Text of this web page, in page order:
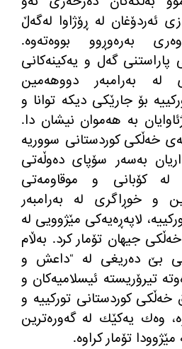
ئهردۆغان له ڕۆژاوا لهگهڵ
ری بهرهوڕوو بووهتهوه‌.
پاراستنی گهل و یهكینهكانی
له بهرامبهر دووههمین
بۆ جارێكی دیكه توانا و
به ههموان نیشان دا.
ی خهڵكی كوردستانی سووریه
بهسهر سۆپای دهوڵهتی
له ‌كۆبانی و موقاومهتی
و خوڕاگری له بهرامبهر
، لاپهڕهیهكی مێژوویی له
ڵكی جیهان تۆمار كرد. بهڵام
بێ دهریغی له ‌ “داعش و
وته ‌تیرۆریسته ئیسلامیهكان و
خهڵكی كوردستانی توركییه و
، وهك یهكێك له ‌گهورهترین
مێژوودا تۆمار كراوه‌.